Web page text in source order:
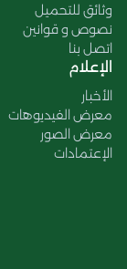
وثائق للتحميل
نصوص و قوانين
اتصل بنا
الإعلام
الأخبار
معرض الفيديوهات
معرض الصور
الإعتمادات